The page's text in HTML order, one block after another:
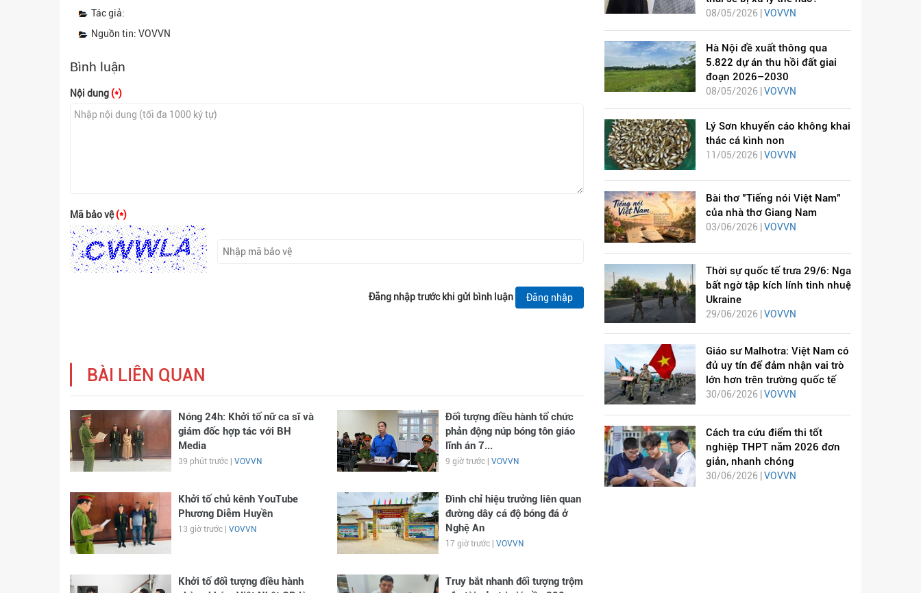
Tác giả:
Nguồn tin: VOVVN
Bình luận
Nội dung (*)
Mã bảo vệ(*)
Đăng nhập trước khi gửi bình luận Đăng nhập
BÀI LIÊN QUAN
Nóng 24h: Khởi tố nữ ca sĩ và
giám đốc hợp tác với BH
Media
39 phút trước | VOVVN
Đối tượng điều hành tổ chức
phản động núp bóng tôn giáo
lĩnh án 7...
9 giờ trước | VOVVN
Khởi tố chủ kênh YouTube
Phương Diễm Huyền
13 giờ trước | VOVVN
Đình chỉ hiệu trưởng liên quan
đường dây cá độ bóng đá ở
Nghệ An
17 giờ trước | VOVVN
Khởi tố đối tượng điều hành
Truy bắt nhanh đối tượng trộm
08/05/2026 | VOVVN
Hà Nội đề xuất thông qua
5.822 dự án thu hồi đất giai
đoạn 2026–2030
08/05/2026 | VOVVN
Lý Sơn khuyến cáo không khai
thác cá kình non
11/05/2026 | VOVVN
Bài thơ "Tiếng nói Việt Nam"
của nhà thơ Giang Nam
03/06/2026 | VOVVN
Thời sự quốc tế trưa 29/6: Nga
bất ngờ tập kích lính tinh nhuệ
Ukraine
29/06/2026 |VOVVN
Giáo sư Malhotra: Việt Nam có
đủ uy tín để đảm nhận vai trò
lớn hơn trên trường quốc tế
30/06/2026 | VOVVN
Cách tra cứu điểm thi tốt
nghiệp THPT năm 2026 đơn
giản, nhanh chóng
30/06/2026 | VOVVN